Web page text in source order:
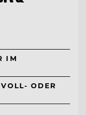
ODER